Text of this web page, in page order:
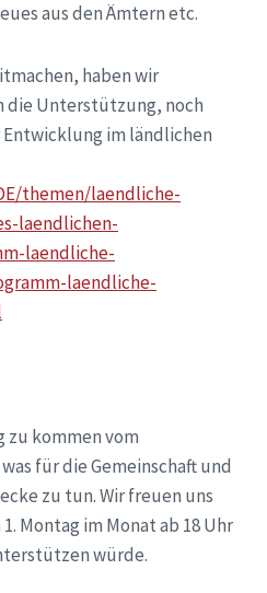
aus den Ämtern etc.
haben wir
die Unterstützung, noch
im ländlichen
themen/laendliche-
laendlichen-
laendliche-
laendliche-
zu kommen vom
für die Gemeinschaft und
zu tun. Wir freuen uns
Montag im Monat ab 18 Uhr
würde.